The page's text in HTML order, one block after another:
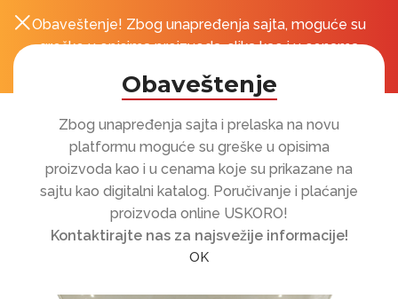
Obaveštenje
Zbog unapređenja sajta i prelaska na novu
platformu moguće su greške u opisima
proizvoda kao i u cenama koje su prikazane na
sajtu kao digitalni katalog. Poručivanje i plaćanje
proizvoda online USKORO!
Kontaktirajte nas za najsvežije informacije!
OK
Obaveštenje! Zbog unapređenja sajta, moguće su
greške u opisima proizvoda, slika kao i u cenama